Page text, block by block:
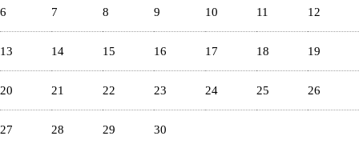
6 7 8 9 10 11 12
13 14 15 16 17 18 19
20 21 22 23 24 25 26
27 28 29 30